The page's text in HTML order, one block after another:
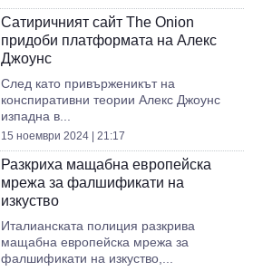
Сатиричният сайт The Onion
придоби платформата на Алекс
Джоунс
След като привърженикът на
конспиративни теории Алекс Джоунс
изпадна в...
15 ноември 2024 | 21:17
Разкриха мащабна европейска
мрежа за фалшификати на
изкуство
Италианската полиция разкрива
мащабна европейска мрежа за
фалшификати на изкуство,...